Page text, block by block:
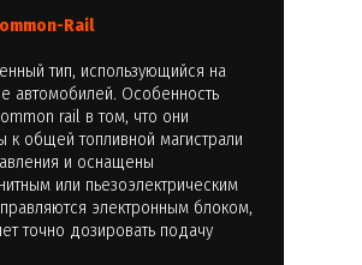
Rail
тип, использующийся на
автомобилей. Особенность
rail в том, что они
к общей топливной магистрали
и оснащены
или пьезоэлектрическим
электронным блоком,
точно дозировать подачу